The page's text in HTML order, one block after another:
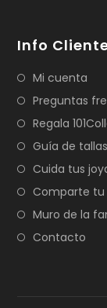
Info
Mi cuenta
Preguntas
Regala
Guía de tallas
Cuida tus
Comparte
Muro de la
Contacto